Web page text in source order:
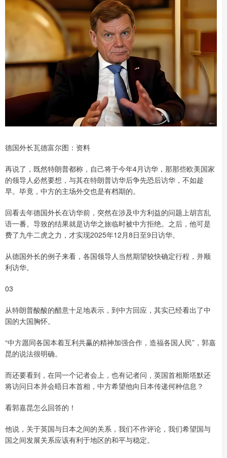
德国外长瓦德富尔图：资料
再说了，既然特朗普都称，自己将于今年4月访华，那那些欧美国家
的领导人必然要想，与其在特朗普访华后争先恐后访华，不如趁
早。毕竟，中方的主场外交也是有档期的。
回看去年德国外长在访华前，突然在涉及中方利益的问题上胡言乱
语一番。导致的结果就是访华之旅临时被中方拒绝。之后，他可是
费了九牛二虎之力，才实现2025年12月8日至9日访华。
从德国外长的例子来看，各国领导人当然期望较快确定行程，并顺
利访华。
03
从特朗普酸酸的醋意十足地表示，到中方回应，其实已经看出了中
国的大国胸怀。
“中方愿同各国本着互利共赢的精神加强合作，造福各国人民”，郭嘉
昆的说法很明确。
而还要看到，在同一个记者会上，也有记者问，英国首相斯塔默还
将访问日本并会晤日本首相，中方希望他向日本传递何种信息？
看郭嘉昆怎么回答的！
他说，关于英国与日本之间的关系，我们不作评论，我们希望国与
国之间发展关系应该有利于地区的和平与稳定。